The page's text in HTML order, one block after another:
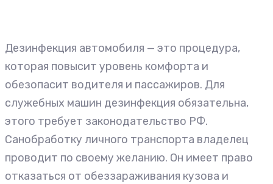
Дезинфекция автомобиля — это процедура,
которая повысит уровень комфорта и
обезопасит водителя и пассажиров. Для
служебных машин дезинфекция обязательна,
этого требует законодательство РФ.
Санобработку личного транспорта владелец
проводит по своему желанию. Он имеет право
отказаться от обеззараживания кузова и